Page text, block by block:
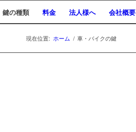
鍵の種類 料金 法人様へ 会社概要
現在位置: ホーム / 車・バイクの鍵